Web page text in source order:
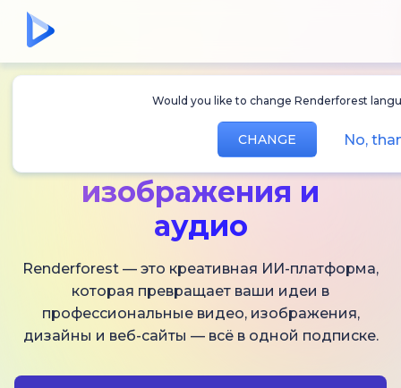
Would you like to change Renderforest
CHANGE No,
СоздавайтеИИ-
видео,
изображения и
аудио
Renderforest — это креативная ИИ-платформа,
которая превращает ваши идеи в
профессиональные видео, изображения,
дизайны и веб-сайты — всё в одной подписке.